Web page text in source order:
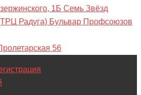
1Б Семь Звёзд
Радуга) Бульвар Профсоюзов
56